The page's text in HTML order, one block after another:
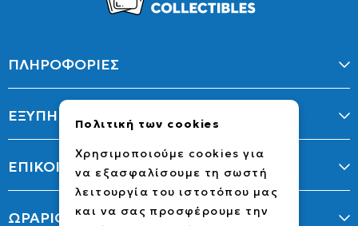
ΠΛΗΡΟΦΟΡΙΕΣ
ΕΞΥΠΗΡΕΤΗΣΗ
ΕΠΙΚΟΙΝΩΝΙΑ
ΩΡΑΡΙΟ
Πολιτική των cookies
Χρησιμοποιούμε cookies για
να εξασφαλίσουμε τη σωστή
λειτουργία του ιστοτόπου μας
και να σας προσφέρουμε την